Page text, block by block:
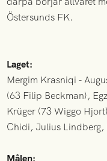
Östersunds FK.
Laget:
Mergim Krasniqi -
(63 Filip Beckman),
Krüger (73 Wiggo
Chidi, Julius Lindberg,
Målen: